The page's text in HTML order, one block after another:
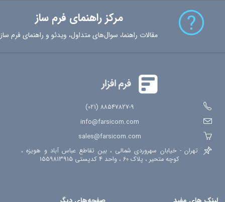
مرکز راهنمای فرم ساز
مقالات راهنما، سوال‌های متداول، ویدئو و راهنمای فرم ساز
88547827-9 (021)
info@farsicom.com
sales@farsicom.com
تهران - خیابان سهروردی شمالی ، بین تقاطع عباس آباد و هویزه ،
کوچه متحیر ، پلاک 60 ، واحد 4 کدپستی 1559813915